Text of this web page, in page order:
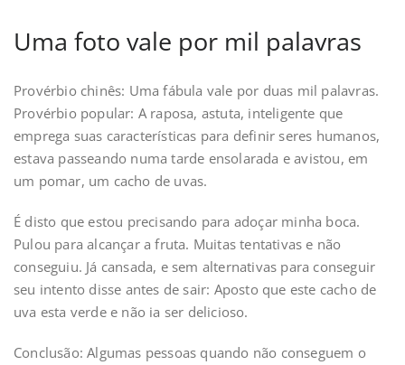
Uma foto vale por mil palavras
Provérbio chinês: Uma fábula vale por duas mil palavras.
Provérbio popular: A raposa, astuta, inteligente que
emprega suas características para definir seres humanos,
estava passeando numa tarde ensolarada e avistou, em
um pomar, um cacho de uvas.
É disto que estou precisando para adoçar minha boca.
Pulou para alcançar a fruta. Muitas tentativas e não
conseguiu. Já cansada, e sem alternativas para conseguir
seu intento disse antes de sair: Aposto que este cacho de
uva esta verde e não ia ser delicioso.
Conclusão: Algumas pessoas quando não conseguem o